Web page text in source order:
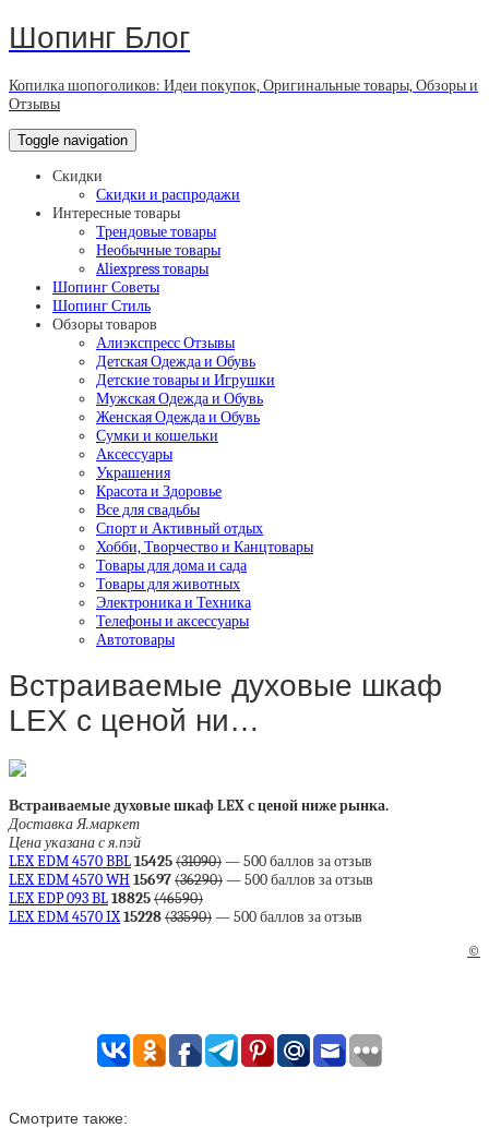
Шопинг Блог
Копилка шопоголиков: Идеи покупок, Оригинальные товары, Обзоры и
Отзывы
Toggle navigation
Скидки
Скидки и распродажи
Интересные товары
Трендовые товары
Необычные товары
Aliexpress товары
Шопинг Советы
Шопинг Стиль
Обзоры товаров
Алиэкспресс Отзывы
Детская Одежда и Обувь
Детские товары и Игрушки
Мужская Одежда и Обувь
Женская Одежда и Обувь
Сумки и кошельки
Аксессуары
Украшения
Красота и Здоровье
Все для свадьбы
Спорт и Активный отдых
Хобби, Творчество и Канцтовары
Товары для дома и сада
Товары для животных
Электроника и Техника
Телефоны и аксессуары
Автотовары
Встраиваемые духовые шкаф
LEX с ценой ни…
Встраиваемые духовые шкаф LEX с ценой ниже рынка.
Доставка Я.маркет
Цена указана с я.пэй
LEX EDM 4570 BBL15425(31090)— 500 баллов за отзыв
LEX EDM 4570 WH15697(36290)— 500 баллов за отзыв
LEX EDP 093 BL18825(46590)
LEX EDM 4570 IX15228(33590)— 500 баллов за отзыв
©
Смотрите также: